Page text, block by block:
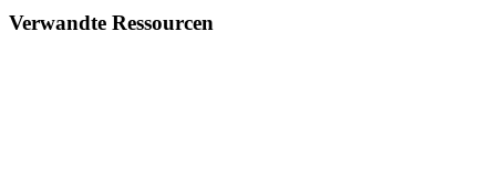
Verwandte Ressourcen